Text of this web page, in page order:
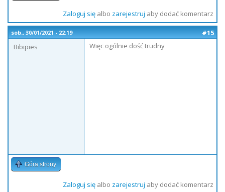
Zaloguj sięalbo zarejestruj aby dodać komentarz
sob., 30/01/2021 - 22:19
#15
Bibipies
Więc ogólnie dość trudny
Góra strony
Zaloguj sięalbo zarejestruj aby dodać komentarz